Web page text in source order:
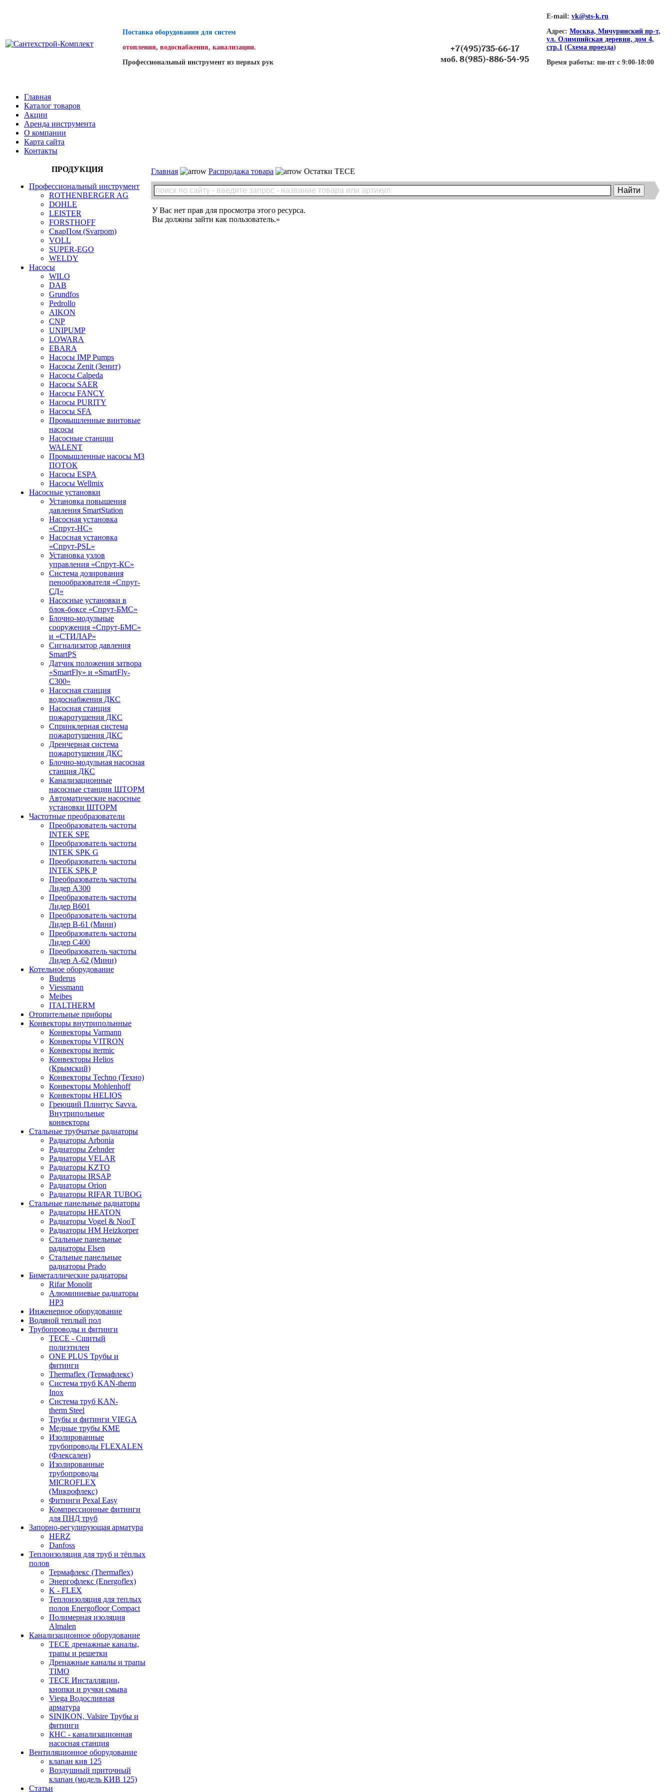
Поставка оборудования для систем
отопления, водоснабжения, канализации.
Профессиональный инструмент из первых рук
+7(495)735-66-17
моб. 8(985)-886-54-95
E-mail: vk@sts-k.ru
Адрес: Москва, Мичуринский пр-т,
ул. Олимпийская деревня, дом 4,
стр.1 (Схема проезда)
Время работы: пн-пт с 9:00-18:00
Главная
Каталог товаров
Акции
Аренда инструмента
О компании
Карта сайта
Контакты
ПРОДУКЦИЯ
Профессиональный инструмент
ROTHENBERGER AG
DOHLE
LEISTER
FORSTHOFF
СварПом (Svarpom)
VOLL
SUPER-EGO
WELDY
Насосы
WILO
DAB
Grundfos
Pedrollo
AIKON
CNP
UNIPUMP
LOWARA
EBARA
Насосы IMP Pumps
Насосы Zenit (Зенит)
Насосы Calpeda
Насосы SAER
Насосы FANCY
Насосы PURITY
Насосы SFA
Промышленные винтовые
насосы
Насосные станции
WALENT
Промышленные насосы МЗ
ПОТОК
Насосы ESPA
Насосы Wellmix
Насосные установки
Установка повышения
давления SmartStation
Насосная установка
«Спрут-НС»
Насосная установка
«Спрут-PSL»
Установка узлов
управления «Спрут-КС»
Система дозирования
пенообразователя «Спрут-
СД»
Насосные установки в
блок-боксе «Спрут-БМС»
Блочно-модульные
сооружения «Спрут-БМС»
и «СТИЛАР»
Сигнализатор давления
SmartPS
Датчик положения затвора
«SmartFly» и «SmartFly-
С300»
Насосная станция
водоснабжения ДКС
Насосная станция
пожаротушения ДКС
Спринклерная система
пожаротушения ДКС
Дренчерная система
пожаротушения ДКС
Блочно-модульная насосная
станция ДКС
Канализационные
насосные станции ШТОРМ
Автоматические насосные
установки ШТОРМ
Частотные преобразователи
Преобразователь частоты
INTEK SPE
Преобразователь частоты
INTEK SPK G
Преобразователь частоты
INTEK SPK P
Преобразователь частоты
Лидер А300
Преобразователь частоты
Лидер B601
Преобразователь частоты
Лидер В-61 (Мини)
Преобразователь частоты
Лидер С400
Преобразователь частоты
Лидер А-62 (Мини)
Котельное оборудование
Buderus
Viessmann
Meibes
ITALTHERM
Отопительные приборы
Конвекторы внутрипольнные
Конвекторы Varmann
Конвекторы VITRON
Конвекторы itermic
Конвекторы Helios
(Крымский)
Конвекторы Techno (Техно)
Конвекторы Mohlenhoff
Конвекторы HELIOS
Греющий Плинтус Savva.
Внутрипольные
конвекторы
Стальные трубчатые радиаторы
Радиаторы Arbonia
Радиаторы Zehnder
Радиаторы VELAR
Радиаторы KZTO
Радиаторы IRSAP
Радиаторы Orion
Радиаторы RIFAR TUBOG
Стальные панельные радиаторы
Радиаторы HEATON
Радиаторы Vogel & NooT
Радиаторы HM Heizkorper
Стальные панельные
радиаторы Elsen
Стальные панельные
радиаторы Prado
Биметаллические радиаторы
Rifar Monolit
Алюминиевые радиаторы
НРЗ
Инженерное оборудование
Водяной теплый пол
Трубопроводы и фитинги
ТЕСЕ - Сшитый
полиэтилен
ONE PLUS Трубы и
фитинги
Thermaflex (Термафлекс)
Система труб KAN-therm
Inox
Система труб KAN-
therm Steel
Трубы и фитинги VIEGA
Медные трубы KME
Изолированные
трубопроводы FLEXALEN
(Флексален)
Изолированные
трубопроводы
MICROFLEX
(Микрофлекс)
Фитинги Pexal Easy
Компрессионные фитинги
для ПНД труб
Запорно-регулирующая арматура
HERZ
Danfoss
Теплоизоляция для труб и тёплых
полов
Термафлекс (Thermaflex)
Энергофлекс (Energoflex)
K - FLEX
Теплоизоляция для теплых
полов Energofloor Compact
Полимерная изоляция
Almalen
Канализационное оборудование
TECE дренажные каналы,
трапы и решетки
Дренажные каналы и трапы
TIMO
TECE Инсталляции,
кнопки и ручки смыва
Viega Водосливная
арматура
SINIKON, Valsire Трубы и
фитинги
КНС - канализационная
насосная станция
Вентиляционное оборудование
клапан кив 125
Воздушный приточный
клапан (модель КИВ 125)
Статьи
Главная Распродажа товара Остатки ТЕСЕ
У Вас нет прав для просмотра этого ресурса.
Вы должны зайти как пользователь.»